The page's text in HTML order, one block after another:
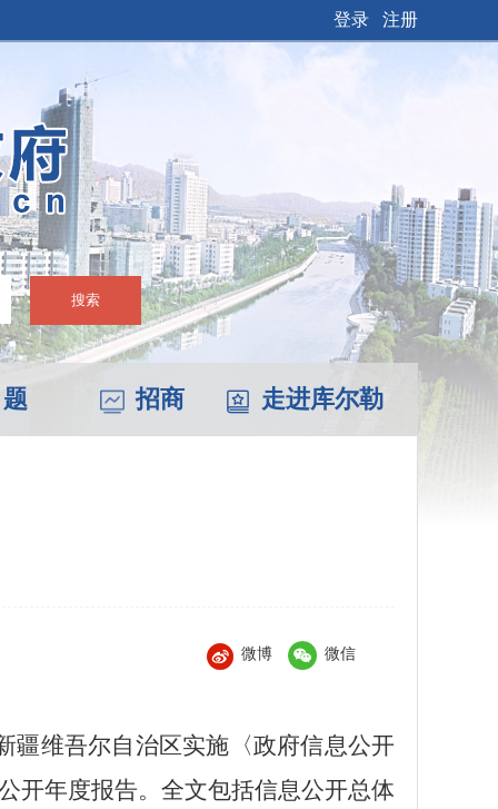
登录 注册
搜索
招商 走进库尔勒
微博 微信
疆维吾尔自治区实施〈政府信息公开
开年度报告。全文包括信息公开总体